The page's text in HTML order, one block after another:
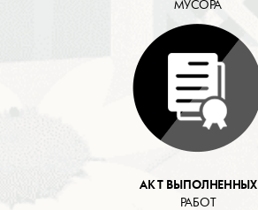
МУСОРА
АКТ ВЫПОЛНЕННЫХ
РАБОТ